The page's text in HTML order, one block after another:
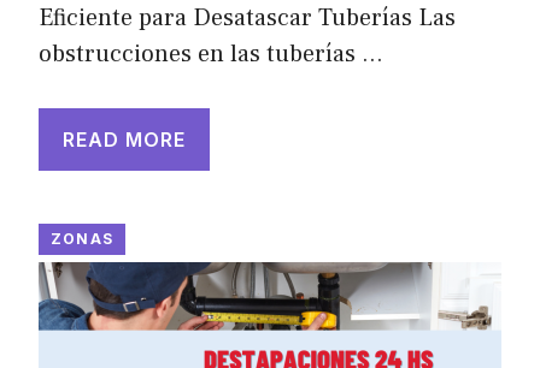
Eficiente para Desatascar Tuberías Las
obstrucciones en las tuberías …
READ MORE
ZONAS